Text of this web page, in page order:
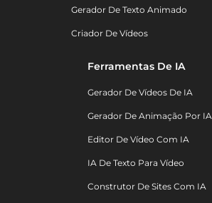
Gerador De Texto Animado
Criador De Vídeos
Ferramentas De IA
Gerador De Vídeos De IA
Gerador De Animação Por IA
Editor De Vídeo Com IA
IA De Texto Para Vídeo
Construtor De Sites Com IA